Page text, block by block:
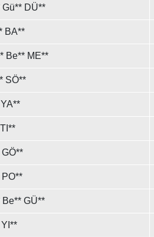
Gü** DÜ**
BA**
Be** ME**
SÖ**
PO**
Be** GÜ**